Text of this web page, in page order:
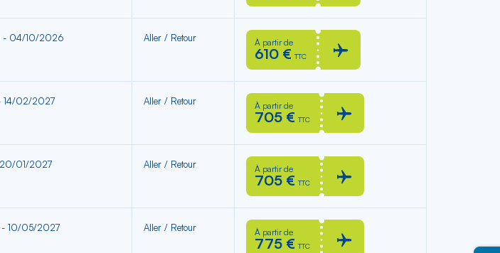
04/10/2026 Aller / Retour À partir de
610 € TTC
14/02/2027 Aller / Retour À partir de
705 € TTC
01/2027 Aller / Retour À partir de
705 € TTC
10/05/2027 Aller / Retour À partir de
775 € TTC